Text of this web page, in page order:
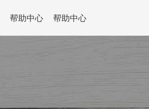
帮助中心 帮助中心